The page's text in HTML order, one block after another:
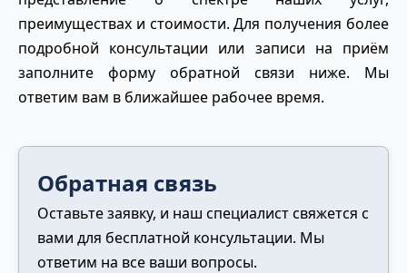
преимуществах и стоимости. Для получения более
подробной консультации или записи на приём
заполните форму обратной связи ниже. Мы
ответим вам в ближайшее рабочее время.
Обратная связь
Оставьте заявку, и наш специалист свяжется с
вами для бесплатной консультации. Мы
ответим на все ваши вопросы.